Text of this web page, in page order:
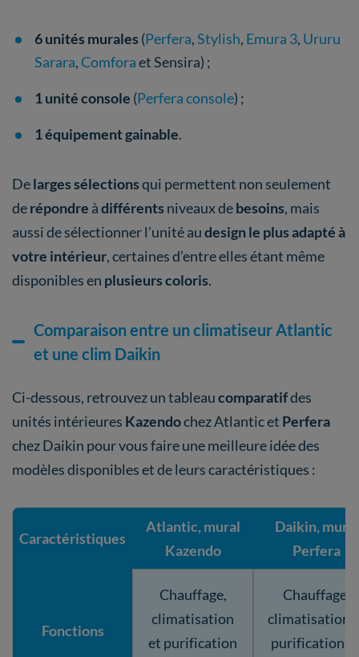
6 unités murales (Perfera,Stylish, Emura 3, Ururu
Sarara, Comforaet Sensira) ;
1 unitéconsole (Perfera console) ;
1 équipement gainable.
Delarges sélectionsqui permettent non seulement
derépondre àdifférents niveaux debesoins, mais
aussi de sélectionner l’unité audesign le plus adapté à
votre intérieur, certaines d’entre elles étant même
disponibles en plusieurs coloris.
Comparaison entre un climatiseur Atlantic
et une clim Daikin
Ci-dessous, retrouvez un tableaucomparatifdes
unités intérieures Kazendochez Atlantic et Perfera
chez Daikin pour vous faire une meilleure idée des
modèles disponibles et de leurs caractéristiques :
Caractéristiques
Atlantic, mural
Kazendo
Daikin, mural
Perfera
Fonctions
Chauffage,
climatisation
et purification
Chauffage,
climatisation
purification